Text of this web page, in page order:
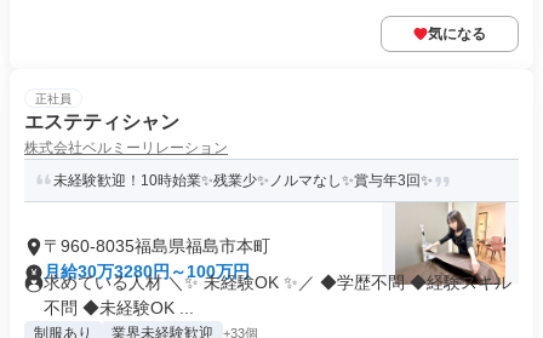
気になる
正社員
エステティシャン
株式会社ベルミーリレーション
未経験歓迎！10時始業✨残業少✨ノルマなし✨賞与年3回✨
〒960-8035福島県福島市本町
月給30万3280円～100万円
求めている人材 ＼✨ 未経験OK ✨／ ◆学歴不問 ◆経験スキル
不問 ◆未経験OK ...
制服あり 業界未経験歓迎 +33個